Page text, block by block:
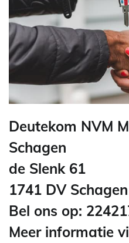
Deutekom NVM
Schagen
de Slenk 61
1741 DV Schagen
Bel ons op:
Meer informatie